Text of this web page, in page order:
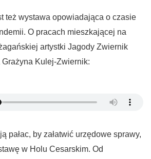
też wystawa opowiadająca o czasie
O pracach mieszkającej na
artystki Jagody Zwiernik
Kulej-Zwiernik:
pałac, by załatwić urzędowe sprawy,
w Holu Cesarskim. Od